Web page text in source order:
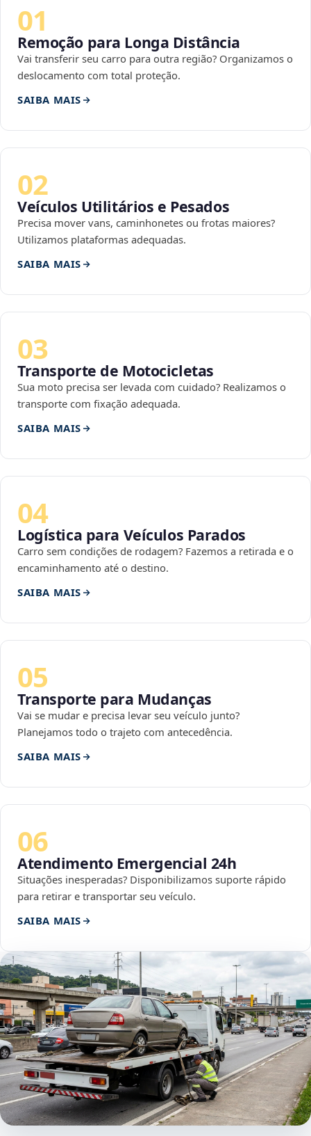
01
Remoção para Longa Distância
Vai transferir seu carro para outra região? Organizamos o
deslocamento com total proteção.
SAIBA MAIS
02
Veículos Utilitários e Pesados
Precisa mover vans, caminhonetes ou frotas maiores?
Utilizamos plataformas adequadas.
SAIBA MAIS
03
Transporte de Motocicletas
Sua moto precisa ser levada com cuidado? Realizamos o
transporte com fixação adequada.
SAIBA MAIS
04
Logística para Veículos Parados
Carro sem condições de rodagem? Fazemos a retirada e o
encaminhamento até o destino.
SAIBA MAIS
05
Transporte para Mudanças
Vai se mudar e precisa levar seu veículo junto?
Planejamos todo o trajeto com antecedência.
SAIBA MAIS
06
Atendimento Emergencial 24h
Situações inesperadas? Disponibilizamos suporte rápido
para retirar e transportar seu veículo.
SAIBA MAIS